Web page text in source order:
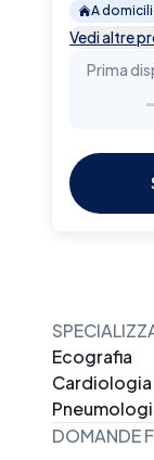
A
Vedi altre
Prima
Ecografia
Cardiologia
DOMANDE